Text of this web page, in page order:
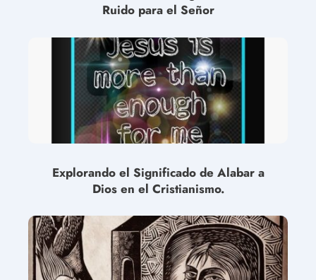
Ruido para el Señor
Explorando el Significado de Alabar a
Dios en el Cristianismo.